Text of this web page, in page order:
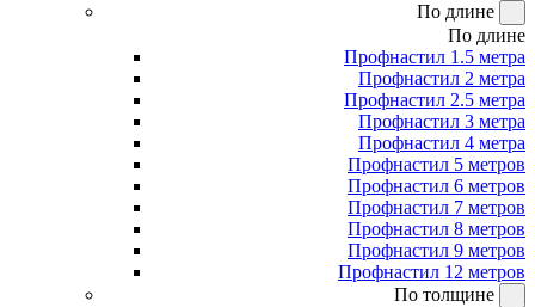
По длине
По длине
Профнастил 1.5 метра
Профнастил 2 метра
Профнастил 2.5 метра
Профнастил 3 метра
Профнастил 4 метра
Профнастил 5 метров
Профнастил 6 метров
Профнастил 7 метров
Профнастил 8 метров
Профнастил 9 метров
Профнастил 12 метров
По толщине